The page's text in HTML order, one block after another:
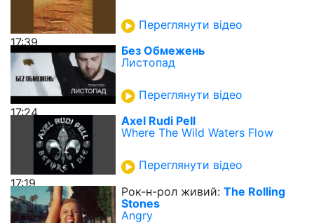
17:39
Переглянути відео
17:24
Без Обмежень
Листопад
Переглянути відео
17:19
Axel Rudi Pell
Where The Wild Waters Flow
Переглянути відео
Рок-н-рол живий: The Rolling
Stones
Angry